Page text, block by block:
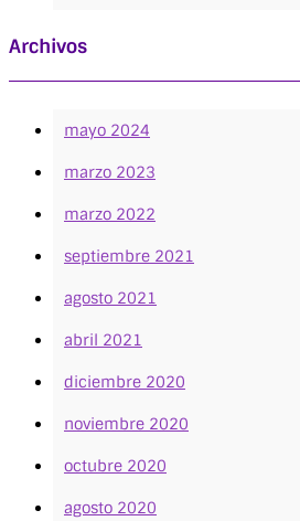
Archivos
mayo 2024
marzo 2023
marzo 2022
septiembre 2021
agosto 2021
abril 2021
diciembre 2020
noviembre 2020
octubre 2020
agosto 2020